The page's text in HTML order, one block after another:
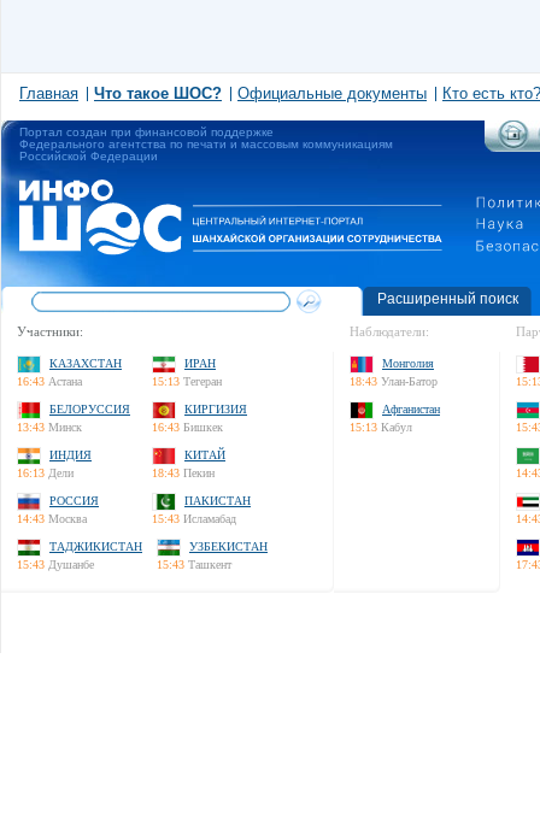
Главная Что такое ШОС? Официальные документы Кто есть кто?
Портал создан при финансовой поддержке
Федерального агентства по печати и массовым коммуникациям
Российской Федерации
Расширенный поиск
Участники:
КАЗАХСТАН
16:43 Астана
ИРАН
15:13 Тегеран
БЕЛОРУССИЯ
13:43 Минск
КИРГИЗИЯ
16:43 Бишкек
ИНДИЯ
16:13 Дели
КИТАЙ
18:43 Пекин
РОССИЯ
14:43 Москва
ПАКИСТАН
15:43 Исламабад
ТАДЖИКИСТАН
15:43 Душанбе
УЗБЕКИСТАН
15:43 Ташкент
Наблюдатели:
Монголия
18:43 Улан-Батор
Афганистан
15:13 Кабул